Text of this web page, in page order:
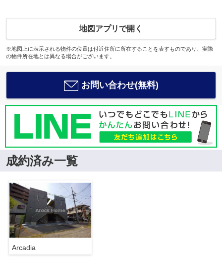
地図アプリで開く
※地図上に表示される物件の位置は付近住所に所在することを表すものであり、実際
の物件所在地とは異なる場合がございます。
お問い合わせ(無料)
成約済み一覧
Arcadia